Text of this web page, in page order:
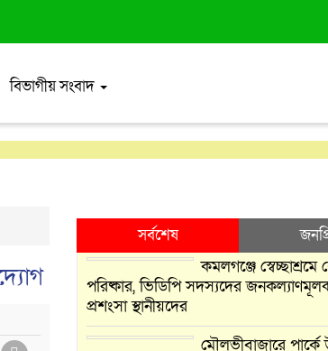
বিভাগীয় সংবাদ
সর্বশেষ
কমলগঞ্জে
পরিষ্কার, ভিডিপি সদস্যদের
প্রশংসা স্থানীয়দের
মৌলভীবাজারে